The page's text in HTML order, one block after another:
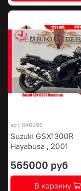
арт. 046998
Suzuki GSX1300R
Hayabusa , 2001
565000 руб
В корзину